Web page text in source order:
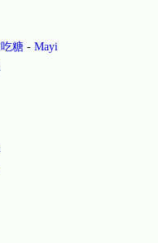
糖 - Mayi